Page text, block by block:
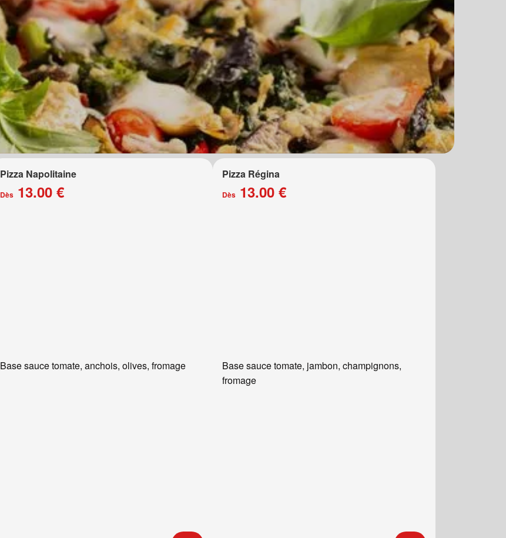
Pizza Napolitaine
Dès13.00 €
Base sauce tomate, anchois, olives, fromage
Pizza Régina
Dès 13.00 €
Base sauce tomate, jambon, champignons,
fromage